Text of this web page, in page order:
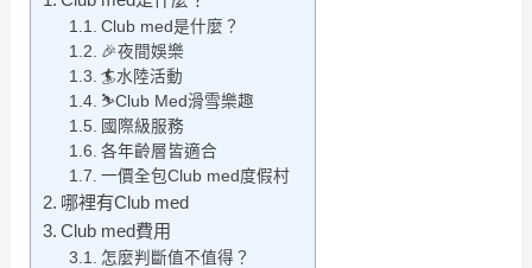
Club med是什麼？
🎉夜間娛樂
🏄水陸活動
⛷️Club Med滑雪樂趣
國際級服務
各年齡層皆適合
一價全包Club med度假村
哪裡有Club med
Club med費用
怎麼判斷值不值得？